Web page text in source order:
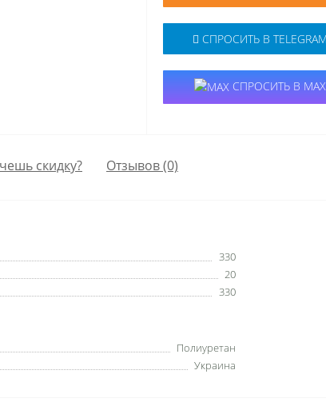
СПРОСИТЬ В TELEGRAM
СПРОСИТЬ В MAX
скидку? Отзывов (0)
330
20
330
Полиуретан
Украина